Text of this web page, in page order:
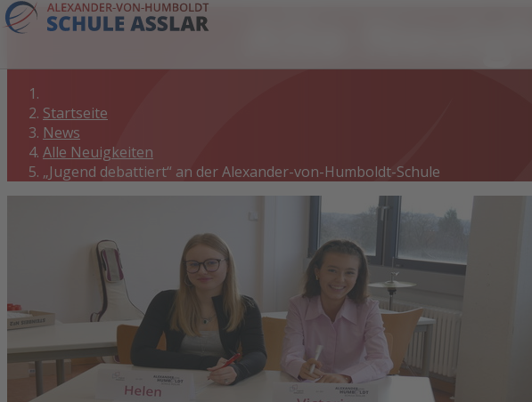
Startseite
News
Alle Neuigkeiten
„Jugend debattiert“ an der Alexander-von-Humboldt-Schule